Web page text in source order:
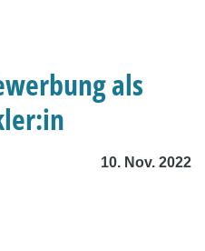
als
10. Nov. 2022